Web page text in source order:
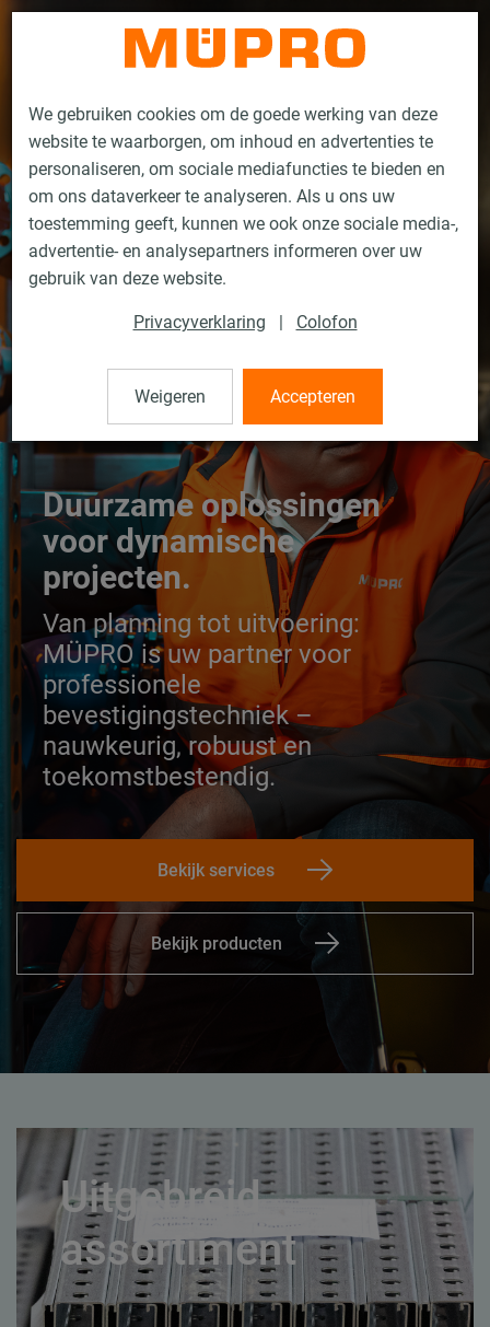
We gebruiken cookies om de goede werking van deze
website te waarborgen, om inhoud en advertenties te
personaliseren, om sociale mediafuncties te bieden en
om ons dataverkeer te analyseren. Als u ons uw
toestemming geeft, kunnen we ook onze sociale media-,
advertentie- en analysepartners informeren over uw
gebruik van deze website.
Privacyverklaring | Colofon
Weigeren Accepteren
Contact
Duurzame oplossingen
voor dynamische
projecten.
Van planning tot uitvoering:
MÜPRO is uw partner voor
professionele
bevestigingstechniek –
nauwkeurig, robuust en
toekomstbestendig.
Bekijk services
Bekijk producten
Uitgebreid
assortiment